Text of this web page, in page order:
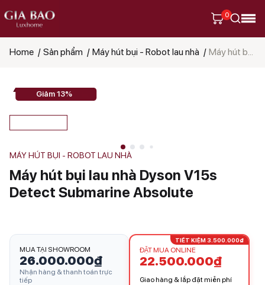
0
phẩm
Home Sản phẩm Máy hút bụi - Robot lau nhà Máy hút bụi lau nhà Dyson V15s Detect Submarine Absolute
Giảm 13%
MÁY HÚT BỤI - ROBOT LAU NHÀ
Máy hút bụi lau nhà Dyson V15s
Detect Submarine Absolute
MUA TẠI SHOWROOM
26.000.000₫
Nhận hàng & thanh toán trực
tiếp
TIẾT KIỆM 3.500.000₫
ĐẶT MUA ONLINE
22.500.000₫
Giao hàng & lắp đặt miễn phí